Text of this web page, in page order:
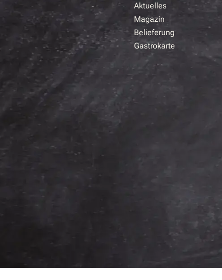
Aktuelles
Magazin
Belieferung
Gastrokarte